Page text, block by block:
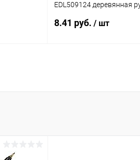
EDL509124 деревянная
8.41 руб. / шт
Купить в 1 клик